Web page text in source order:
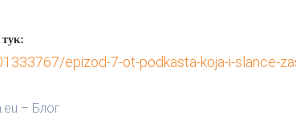
тук:
epizod-7-ot-podkasta-koja-i-slance-
– Блог